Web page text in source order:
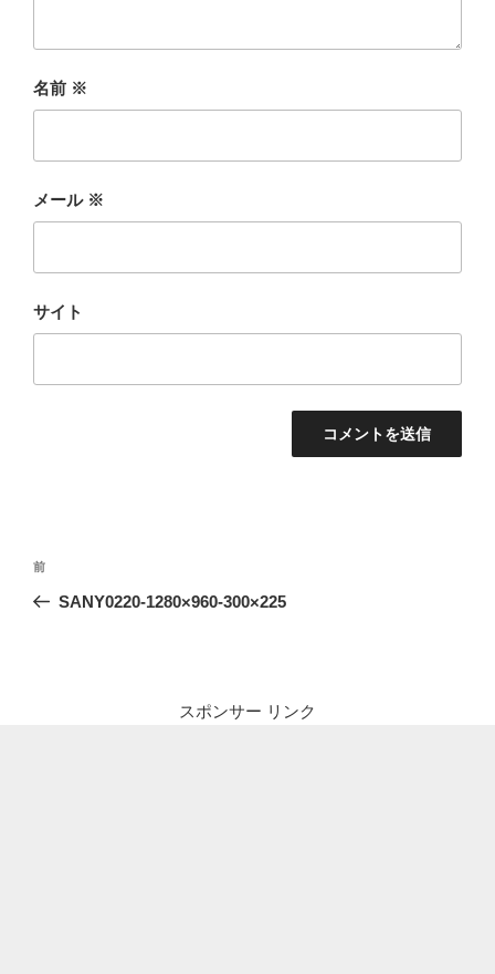
名前 ※
メール ※
サイト
投
ナ
前
の
前
SANY0220-1280×960-300×225
スポンサー リンク